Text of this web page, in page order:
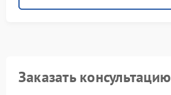
Заказать консультацию